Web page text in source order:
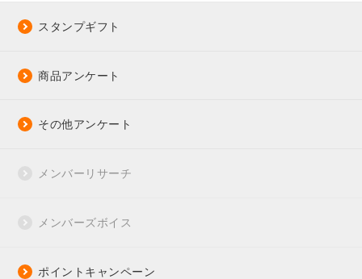
スタンプギフト
商品アンケート
その他アンケート
メンバーリサーチ
メンバーズボイス
ポイントキャンペーン